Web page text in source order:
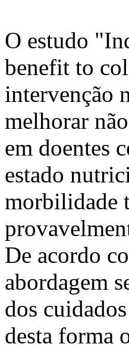
O estudo
benefit to
intervenção
melhorar
em doentes
estado
morbilidade
De acordo
abordagem
dos
desta forma